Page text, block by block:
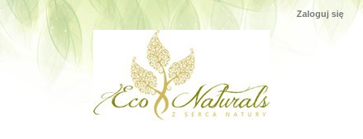
Zaloguj się